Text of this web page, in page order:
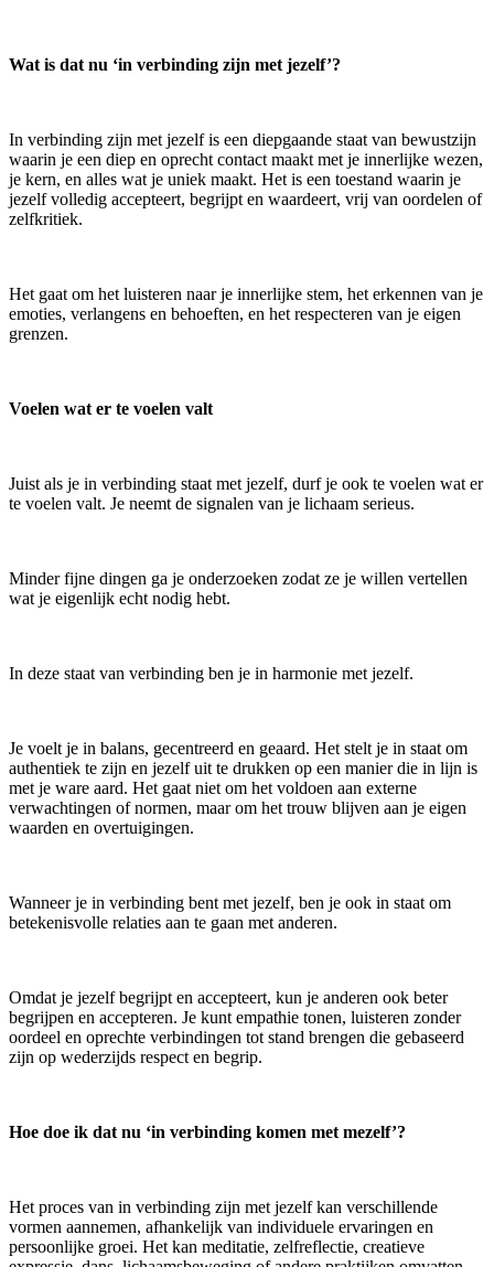
Wat is dat nu ‘in verbinding zijn met jezelf’?
In verbinding zijn met jezelf is een diepgaande staat van bewustzijn
waarin je een diep en oprecht contact maakt met je innerlijke wezen,
je kern, en alles wat je uniek maakt. Het is een toestand waarin je
jezelf volledig accepteert, begrijpt en waardeert, vrij van oordelen of
zelfkritiek.
Het gaat om het luisteren naar je innerlijke stem, het erkennen van je
emoties, verlangens en behoeften, en het respecteren van je eigen
grenzen.
Voelen wat er te voelen valt
Juist als je in verbinding staat met jezelf, durf je ook te voelen wat er
te voelen valt. Je neemt de signalen van je lichaam serieus.
Minder fijne dingen ga je onderzoeken zodat ze je willen vertellen
wat je eigenlijk echt nodig hebt.
In deze staat van verbinding ben je in harmonie met jezelf.
Je voelt je in balans, gecentreerd en geaard. Het stelt je in staat om
authentiek te zijn en jezelf uit te drukken op een manier die in lijn is
met je ware aard. Het gaat niet om het voldoen aan externe
verwachtingen of normen, maar om het trouw blijven aan je eigen
waarden en overtuigingen.
Wanneer je in verbinding bent met jezelf, ben je ook in staat om
betekenisvolle relaties aan te gaan met anderen.
Omdat je jezelf begrijpt en accepteert, kun je anderen ook beter
begrijpen en accepteren. Je kunt empathie tonen, luisteren zonder
oordeel en oprechte verbindingen tot stand brengen die gebaseerd
zijn op wederzijds respect en begrip.
Hoe doe ik dat nu ‘in verbinding komen met mezelf’?
Het proces van in verbinding zijn met jezelf kan verschillende
vormen aannemen, afhankelijk van individuele ervaringen en
persoonlijke groei. Het kan meditatie, zelfreflectie, creatieve